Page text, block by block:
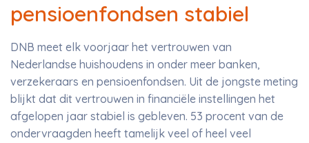
pensioenfondsen stabiel
DNB meet elk voorjaar het vertrouwen van
Nederlandse huishoudens in onder meer banken,
verzekeraars en pensioenfondsen. Uit de jongste meting
blijkt dat dit vertrouwen in financiële instellingen het
afgelopen jaar stabiel is gebleven. 53 procent van de
ondervraagden heeft tamelijk veel of heel veel